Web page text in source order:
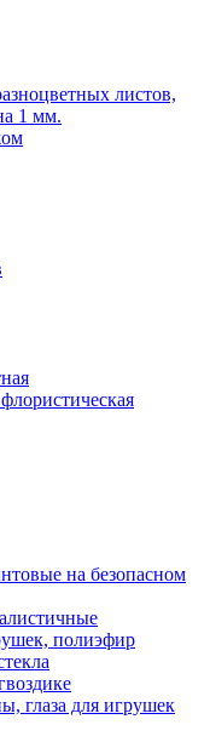
листов,
1 мм.
на безопасном
полиэфир
глаза для игрушек